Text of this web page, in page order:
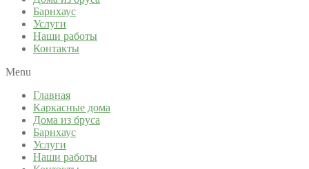
Барнхаус
Услуги
Наши работы
Контакты
Menu
Главная
Каркасные дома
Дома из бруса
Барнхаус
Услуги
Наши работы